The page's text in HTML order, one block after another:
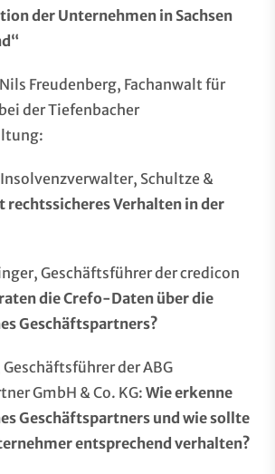
der Unternehmen in Sachsen
Freudenberg, Fachanwalt für
derTiefenbacher
:
Schultze &
rechtssicheres Verhalten in der
Geschäftsführer dercredicon
die Crefo-Daten über die
Geschäftspartners?
derABG
GmbH & Co. KG: Wie erkenne
Geschäftspartners und wie sollte
entsprechend verhalten?